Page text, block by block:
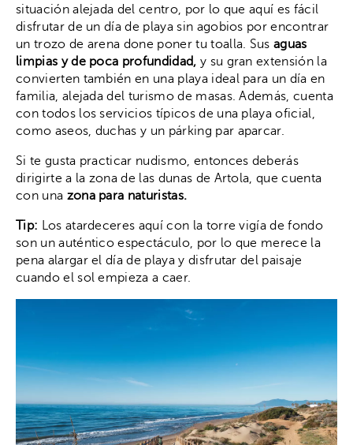
situación alejada del centro, por lo que aquí es fácil
disfrutar de un día de playa sin agobios por encontrar
un trozo de arena done poner tu toalla. Susaguas
limpias y de poca profundidad, y su gran extensión la
convierten también en una playa ideal para un día en
familia, alejada del turismo de masas. Además, cuenta
con todos los servicios típicos de una playa oficial,
como aseos, duchas y un párking par aparcar.
Si te gusta practicar nudismo, entonces deberás
dirigirte a la zona de las dunas de Artola, que cuenta
con una zona para naturistas.
Tip: Los atardeceres aquí con la torre vigía de fondo
son un auténtico espectáculo, por lo que merece la
pena alargar el día de playa y disfrutar del paisaje
cuando el sol empieza a caer.